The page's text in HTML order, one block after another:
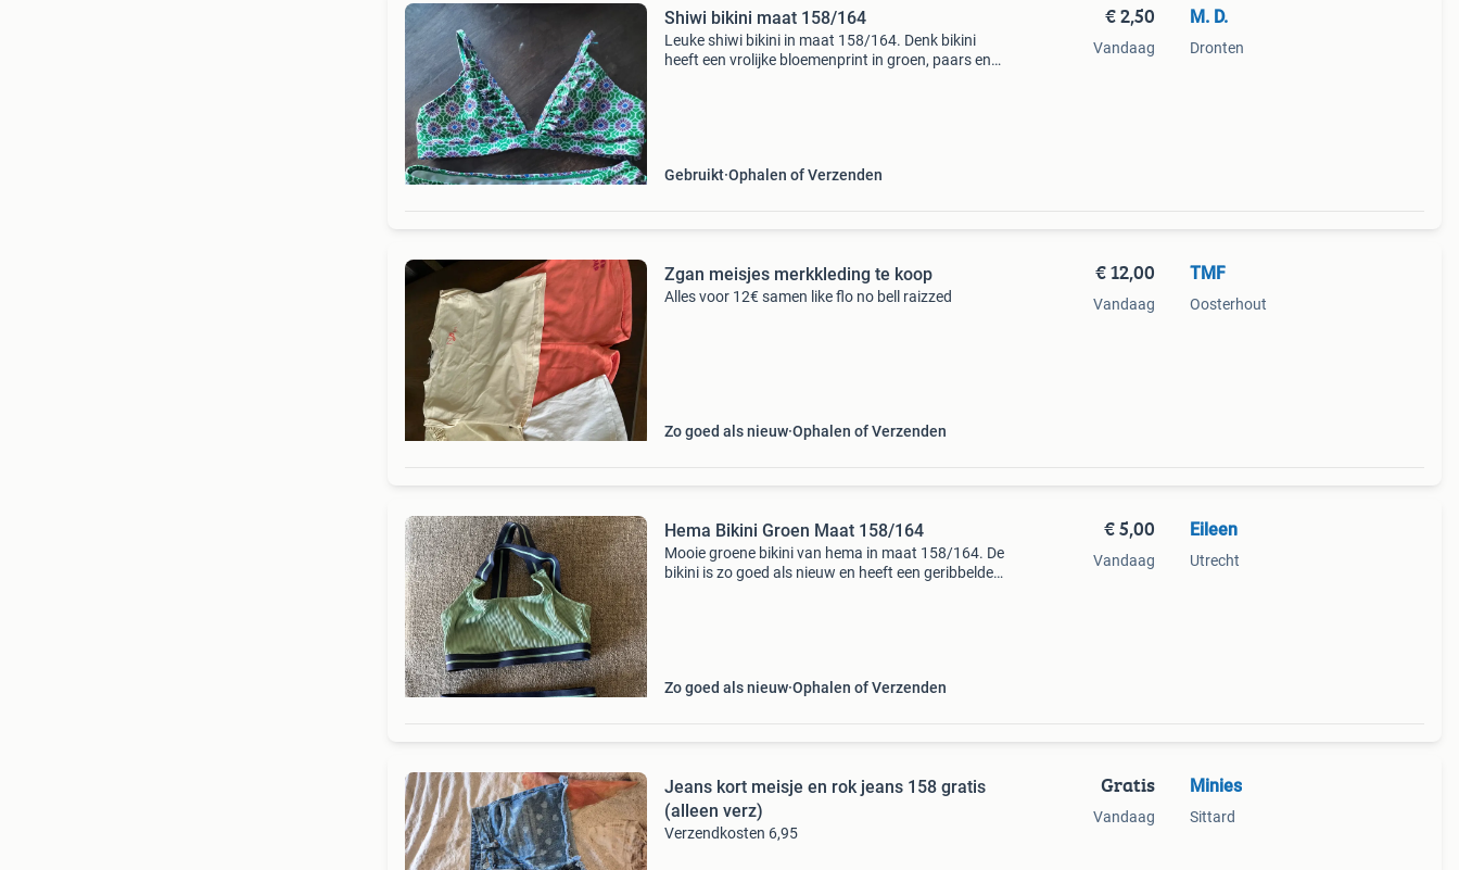
Shiwi bikini maat 158/164
Leuke shiwi bikini in maat 158/164. Denk bikini
heeft een vrolijke bloemenprint in groen, paars en
Gebruikt Ophalen of Verzenden
€ 2,50
Vandaag
M. D.
Dronten
Zgan meisjes merkkleding te koop
Alles voor 12€ samen like flo no bell raizzed
Zo goed als nieuw Ophalen of Verzenden
€ 12,00
Vandaag
TMF
Oosterhout
Hema Bikini Groen Maat 158/164
Mooie groene bikini van hema in maat 158/164. De
bikini is zo goed als nieuw en heeft een geribbelde
Zo goed als nieuw Ophalen of Verzenden
€ 5,00
Vandaag
Eileen
Utrecht
Jeans kort meisje en rok jeans 158 gratis
(alleen verz)
Verzendkosten 6,95
Gratis
Vandaag
Minies
Sittard